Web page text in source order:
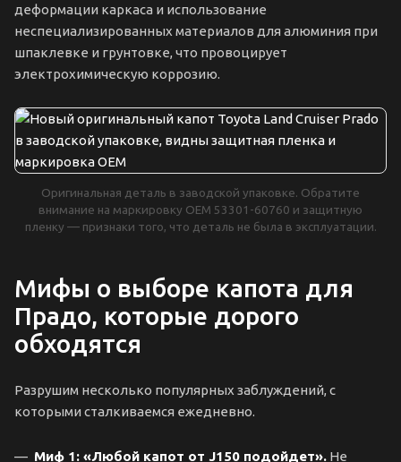
деформации каркаса и использование
неспециализированных материалов для алюминия при
шпаклевке и грунтовке, что провоцирует
электрохимическую коррозию.
Оригинальная деталь в заводской упаковке. Обратите
внимание на маркировку OEM 53301-60760 и защитную
пленку — признаки того, что деталь не была в эксплуатации.
Мифы о выборе капота для
Прадо, которые дорого
обходятся
Разрушим несколько популярных заблуждений, с
которыми сталкиваемся ежедневно.
Миф 1: «Любой капот от J150 подойдет». Не